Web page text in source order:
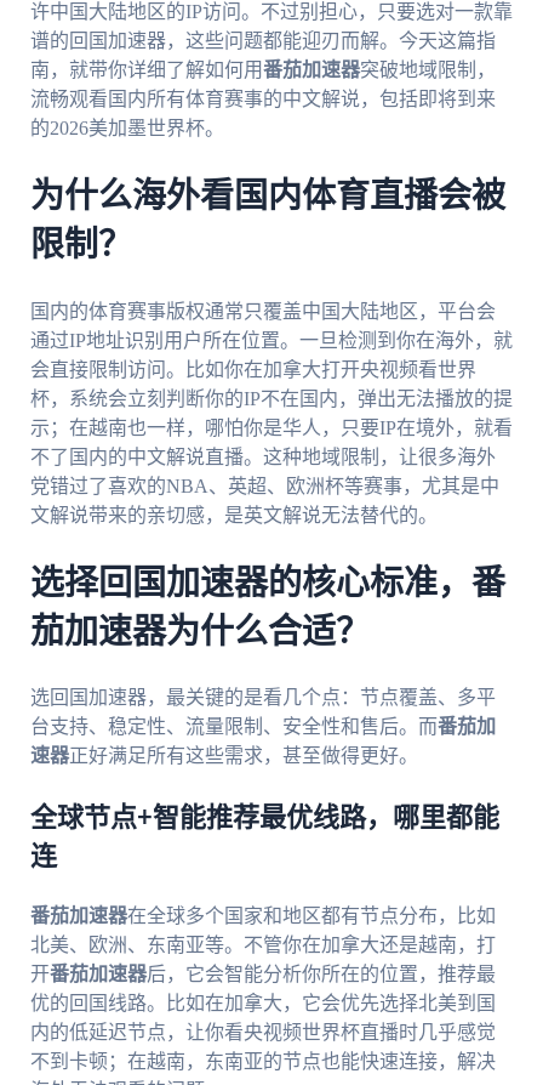
许中国大陆地区的IP访问。不过别担心，只要选对一款靠
谱的回国加速器，这些问题都能迎刃而解。今天这篇指
南，就带你详细了解如何用番茄加速器突破地域限制，
流畅观看国内所有体育赛事的中文解说，包括即将到来
的2026美加墨世界杯。
为什么海外看国内体育直播会被
限制？
国内的体育赛事版权通常只覆盖中国大陆地区，平台会
通过IP地址识别用户所在位置。一旦检测到你在海外，就
会直接限制访问。比如你在加拿大打开央视频看世界
杯，系统会立刻判断你的IP不在国内，弹出无法播放的提
示；在越南也一样，哪怕你是华人，只要IP在境外，就看
不了国内的中文解说直播。这种地域限制，让很多海外
党错过了喜欢的NBA、英超、欧洲杯等赛事，尤其是中
文解说带来的亲切感，是英文解说无法替代的。
选择回国加速器的核心标准，番
茄加速器为什么合适？
选回国加速器，最关键的是看几个点：节点覆盖、多平
台支持、稳定性、流量限制、安全性和售后。而番茄加
速器正好满足所有这些需求，甚至做得更好。
全球节点+智能推荐最优线路，哪里都能
连
番茄加速器在全球多个国家和地区都有节点分布，比如
北美、欧洲、东南亚等。不管你在加拿大还是越南，打
开番茄加速器后，它会智能分析你所在的位置，推荐最
优的回国线路。比如在加拿大，它会优先选择北美到国
内的低延迟节点，让你看央视频世界杯直播时几乎感觉
不到卡顿；在越南，东南亚的节点也能快速连接，解决